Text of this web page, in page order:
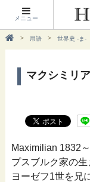
メニュー
用語 世界史 -ま-
マクシミリ
Maximilian 1832
プスブルク家の
ヨーゼフ1世を兄